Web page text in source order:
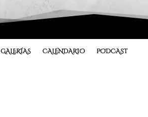
GALERÍAS CALENDARIO PODCAST